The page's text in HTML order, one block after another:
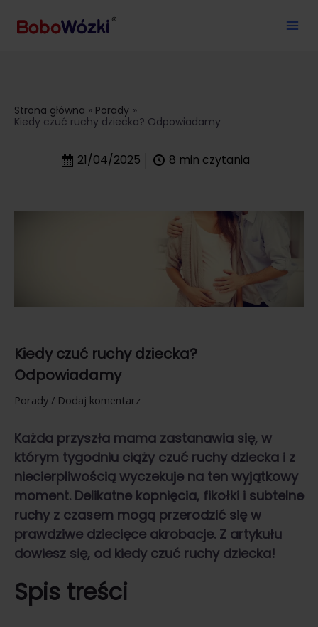
Strona główna
Porady
Kiedy czuć ruchy dziecka? Odpowiadamy
21/04/2025 8 min czytania
Kiedy czuć ruchy dziecka?
Odpowiadamy
Porady / Dodaj komentarz
Każda przyszła mama zastanawia się, w
którym tygodniu ciąży czuć ruchy dziecka i z
niecierpliwością wyczekuje na ten wyjątkowy
moment. Delikatne kopnięcia, fikołki i subtelne
ruchy z czasem mogą przerodzić się w
prawdziwe dziecięce akrobacje. Z artykułu
dowiesz się, od kiedy czuć ruchy dziecka!
Spis treści